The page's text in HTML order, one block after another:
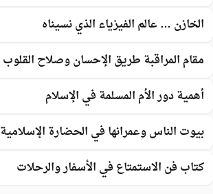
الخازن … عالم الفيزياء الذي نسيناه
مقام المراقبة طريق الإحسان وصلاح القلوب
أهمية دور الأم المسلمة في الإسلام
بيوت الناس وعمرانها في الحضارة الإسلامية
كتاب فن الاستمتاع في الأسفار والرحلات